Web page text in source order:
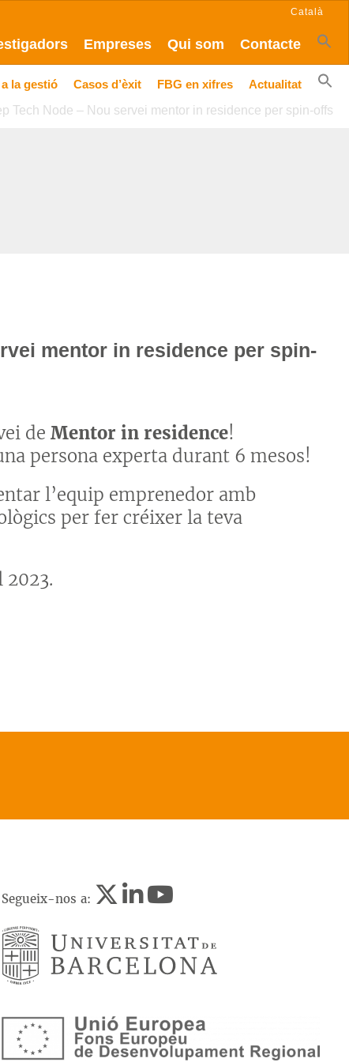
Empreses Qui som Contacte
Català
la gestió Casos d’èxit FBG en xifres
Actualitat
Tech Node – Nou servei mentor in residence per spin-offs
mentor in residence per spin-
deMentor in residence!
persona experta durant 6 mesos!
l’equip emprenedor amb
per fer créixer la teva
2023.
Segueix-nos a: